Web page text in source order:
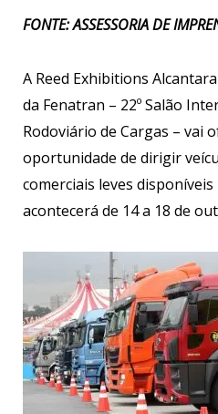
FONTE: ASSESSORIA DE
A Reed Exhibitions
da Fenatran – 22º Salão
Rodoviário de Cargas – vai
oportunidade de dirigir
comerciais leves
acontecerá de 14 a 18 de